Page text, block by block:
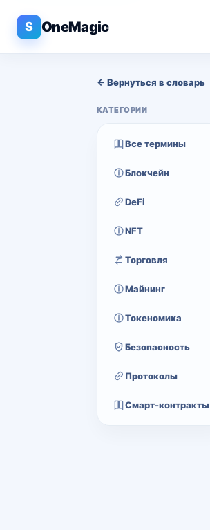
S OneMagic
← Вернуться в словарь
КАТЕГОРИИ
Все термины
Блокчейн
DeFi
NFT
Торговля
Майнинг
Токеномика
Безопасность
Протоколы
Смарт-контракты